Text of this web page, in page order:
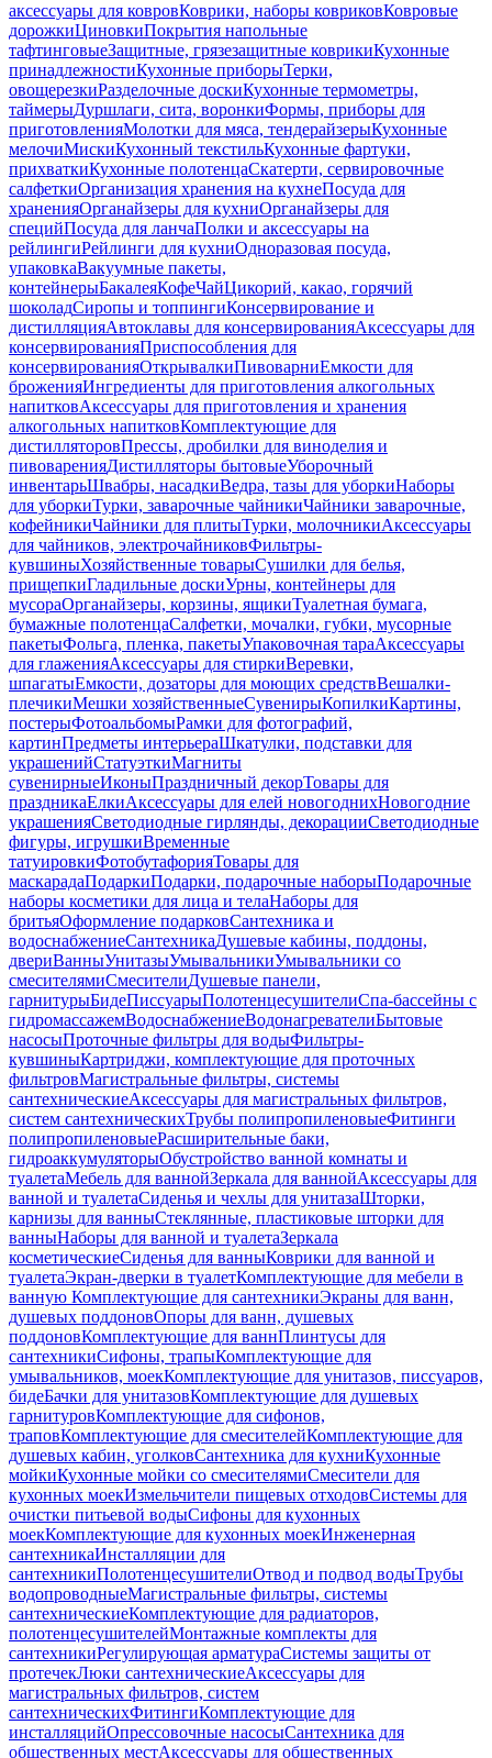
аксессуары для ковровКоврики, наборы ковриковКовровые
дорожкиЦиновкиПокрытия напольные
тафтинговыеЗащитные, грязезащитные коврикиКухонные
принадлежностиКухонные приборыТерки,
овощерезкиРазделочные доскиКухонные термометры,
таймерыДуршлаги, сита, воронкиФормы, приборы для
приготовленияМолотки для мяса, тендерайзерыКухонные
мелочиМискиКухонный текстильКухонные фартуки,
прихваткиКухонные полотенцаСкатерти, сервировочные
салфеткиОрганизация хранения на кухнеПосуда для
храненияОрганайзеры для кухниОрганайзеры для
специйПосуда для ланчаПолки и аксессуары на
рейлингиРейлинги для кухниОдноразовая посуда,
упаковкаВакуумные пакеты,
контейнерыБакалеяКофеЧайЦикорий, какао, горячий
шоколадСиропы и топпингиКонсервирование и
дистилляцияАвтоклавы для консервированияАксессуары для
консервированияПриспособления для
консервированияОткрывалкиПивоварниЕмкости для
броженияИнгредиенты для приготовления алкогольных
напитковАксессуары для приготовления и хранения
алкогольных напитковКомплектующие для
дистилляторовПрессы, дробилки для виноделия и
пивоваренияДистилляторы бытовыеУборочный
инвентарьШвабры, насадкиВедра, тазы для уборкиНаборы
для уборкиТурки, заварочные чайникиЧайники заварочные,
кофейникиЧайники для плитыТурки, молочникиАксессуары
для чайников, электрочайниковФильтры-
кувшиныХозяйственные товарыСушилки для белья,
прищепкиГладильные доскиУрны, контейнеры для
мусораОрганайзеры, корзины, ящикиТуалетная бумага,
бумажные полотенцаСалфетки, мочалки, губки, мусорные
пакетыФольга, пленка, пакетыУпаковочная тараАксессуары
для глаженияАксессуары для стиркиВеревки,
шпагатыЕмкости, дозаторы для моющих средствВешалки-
плечикиМешки хозяйственныеСувенирыКопилкиКартины,
постерыФотоальбомыРамки для фотографий,
картинПредметы интерьераШкатулки, подставки для
украшенийСтатуэткиМагниты
сувенирныеИконыПраздничный декорТовары для
праздникаЕлкиАксессуары для елей новогоднихНовогодние
украшенияСветодиодные гирлянды, декорацииСветодиодные
фигуры, игрушкиВременные
татуировкиФотобутафорияТовары для
маскарадаПодаркиПодарки, подарочные наборыПодарочные
наборы косметики для лица и телаНаборы для
бритьяОформление подарковСантехника и
водоснабжениеСантехникаДушевые кабины, поддоны,
двериВанныУнитазыУмывальникиУмывальники со
смесителямиСмесителиДушевые панели,
гарнитурыБидеПиссуарыПолотенцесушителиСпа-бассейны с
гидромассажемВодоснабжениеВодонагревателиБытовые
насосыПроточные фильтры для водыФильтры-
кувшиныКартриджи, комплектующие для проточных
фильтровМагистральные фильтры, системы
сантехническиеАксессуары для магистральных фильтров,
систем сантехническихТрубы полипропиленовыеФитинги
полипропиленовыеРасширительные баки,
гидроаккумуляторыОбустройство ванной комнаты и
туалетаМебель для ваннойЗеркала для ваннойАксессуары для
ванной и туалетаСиденья и чехлы для унитазаШторки,
карнизы для ванныСтеклянные, пластиковые шторки для
ванныНаборы для ванной и туалетаЗеркала
косметическиеСиденья для ванныКоврики для ванной и
туалетаЭкран-дверки в туалетКомплектующие для мебели в
ванную Комплектующие для сантехникиЭкраны для ванн,
душевых поддоновОпоры для ванн, душевых
поддоновКомплектующие для ваннПлинтусы для
сантехникиСифоны, трапыКомплектующие для
умывальников, моекКомплектующие для унитазов, писсуаров,
бидеБачки для унитазовКомплектующие для душевых
гарнитуровКомплектующие для сифонов,
траповКомплектующие для смесителейКомплектующие для
душевых кабин, уголковСантехника для кухниКухонные
мойкиКухонные мойки со смесителямиСмесители для
кухонных моекИзмельчители пищевых отходовСистемы для
очистки питьевой водыСифоны для кухонных
моекКомплектующие для кухонных моекИнженерная
сантехникаИнсталляции для
сантехникиПолотенцесушителиОтвод и подвод водыТрубы
водопроводныеМагистральные фильтры, системы
сантехническиеКомплектующие для радиаторов,
полотенцесушителейМонтажные комплекты для
сантехникиРегулирующая арматураСистемы защиты от
протечекЛюки сантехническиеАксессуары для
магистральных фильтров, систем
сантехническихФитингиКомплектующие для
инсталляцийОпрессовочные насосыСантехника для
общественных местАксессуары для общественных